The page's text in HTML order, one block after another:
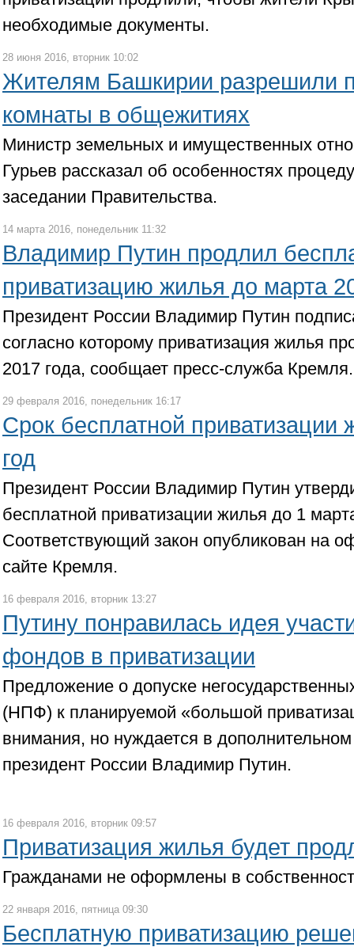
необходимые документы.
28 июня 2016, вторник 10:02
Жителям Башкирии разрешили
комнаты в общежитиях
Министр земельных и имущественных
Гурьев рассказал об особенностях
заседании Правительства.
14 марта 2016, понедельник 11:32
Владимир Путин продлил
приватизацию жилья до марта
Президент России Владимир Путин
согласно которому приватизация жилья
2017 года, сообщает пресс-служба
29 февраля 2016, понедельник 16:17
Срок бесплатной приватизации
год
Президент России Владимир Путин
бесплатной приватизации жилья до 1
Соответствующий закон опубликован на
сайте Кремля.
16 февраля 2016, вторник 13:27
Путину понравилась идея
фондов в приватизации
Предложение о допуске
(НПФ) к планируемой «большой
внимания, но нуждается в дополнительном
президент России Владимир Путин.
16 февраля 2016, вторник 09:57
Приватизация жилья будет
Гражданами не оформлены в
22 января 2016, пятница 09:30
Бесплатную приватизацию